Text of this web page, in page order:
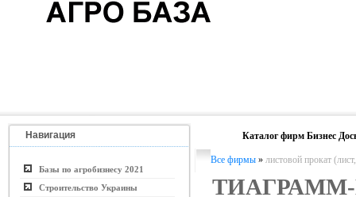
Навигация
Базы по агробизнесу 2021
Строительство Украины
Каталог фирм Бизнес
Все фирмы » листовой прокат